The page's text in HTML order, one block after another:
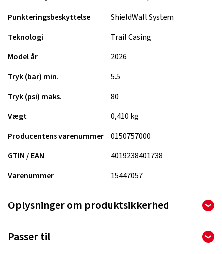
Punkteringsbeskyttelse
ShieldWall System
Teknologi
Trail Casing
Model år
2026
Tryk (bar) min.
5.5
Tryk (psi) maks.
80
Vægt
0,410 kg
Producentens varenummer
0150757000
GTIN / EAN
4019238401738
Varenummer
15447057
Oplysninger om produktsikkerhed
Continental Reifen Deutschland GmbH
Passer til